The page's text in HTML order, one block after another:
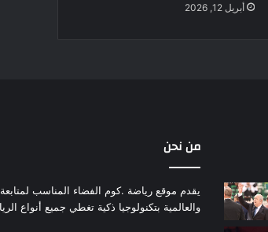
أبريل 12, 2026
من نحن
يقدم موقع رياضة .كوم الفضاء المناسب لمتابعة
والعالمية بتكنولوجيا ذكية تغطي جميع أنواع